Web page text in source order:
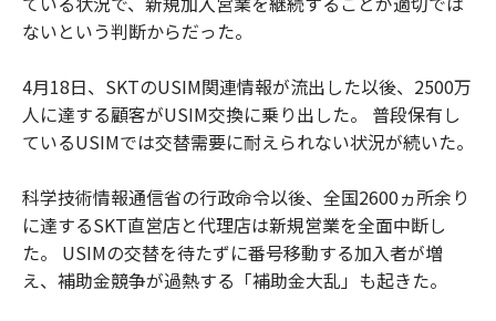
ないという判断からだった。
4月18日、SKTのUSIM関連情報が流出した以後、2500万
人に達する顧客がUSIM交換に乗り出した。 普段保有し
ているUSIMでは交替需要に耐えられない状況が続いた。
科学技術情報通信省の行政命令以後、全国2600ヵ所余り
に達するSKT直営店と代理店は新規営業を全面中断し
た。 USIMの交替を待たずに番号移動する加入者が増
え、補助金競争が過熱する「補助金大乱」も起きた。